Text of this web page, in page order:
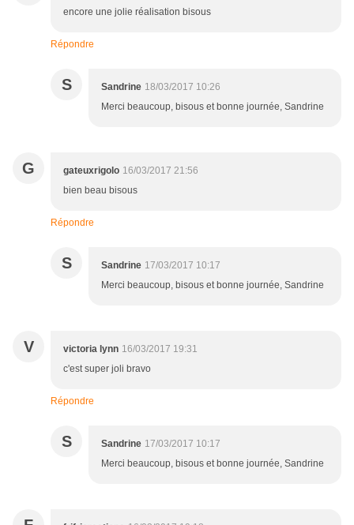
encore une jolie réalisation bisous
Répondre
S Sandrine 18/03/2017 10:26
Merci beaucoup, bisous et bonne journée, Sandrine
G gateuxrigolo 16/03/2017 21:56
bien beau bisous
Répondre
S Sandrine 17/03/2017 10:17
Merci beaucoup, bisous et bonne journée, Sandrine
V victoria lynn 16/03/2017 19:31
c'est super joli bravo
Répondre
S Sandrine 17/03/2017 10:17
Merci beaucoup, bisous et bonne journée, Sandrine